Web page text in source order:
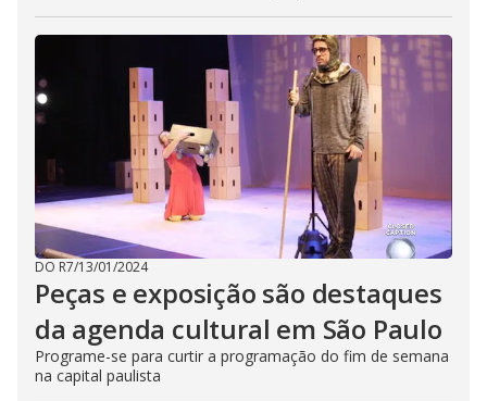
DO R7/13/01/2024
Peças e exposição são destaques
da agenda cultural em São Paulo
Programe-se para curtir a programação do fim de semana
na capital paulista